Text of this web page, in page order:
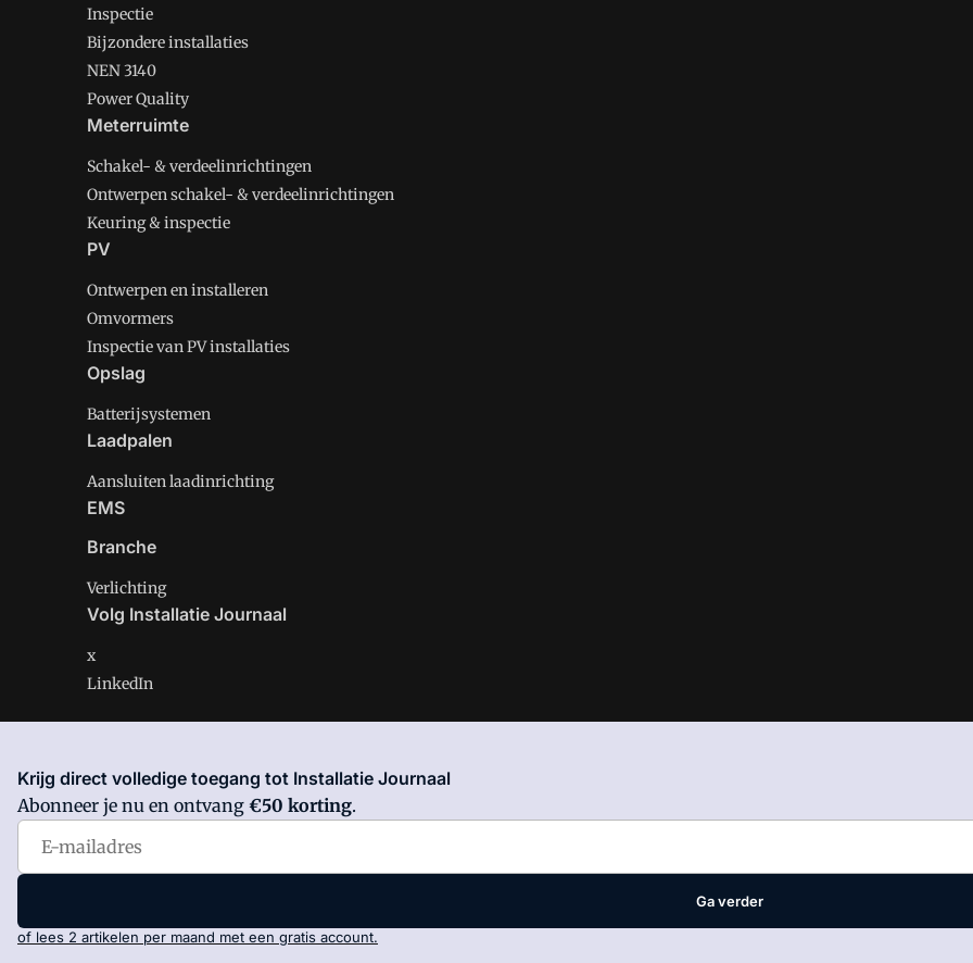
Inspectie
Bijzondere installaties
NEN 3140
Power Quality
Meterruimte
Schakel- & verdeelinrichtingen
Ontwerpen schakel- & verdeelinrichtingen
Keuring & inspectie
PV
Ontwerpen en installeren
Omvormers
Inspectie van PV installaties
Opslag
Batterijsystemen
Laadpalen
Aansluiten laadinrichting
EMS
Branche
Verlichting
Volg Installatie Journaal
x
LinkedIn
Installatie Journaal is onderdeel van VMN media. Lees in
VoorwaardenenPrivacy en Cookie beleid
Krijg direct volledige toegang tot Installatie Journaal
Abonneer je nu en ontvang €50 korting.
Ga verder
of lees 2 artikelen per maand met een gratis account.